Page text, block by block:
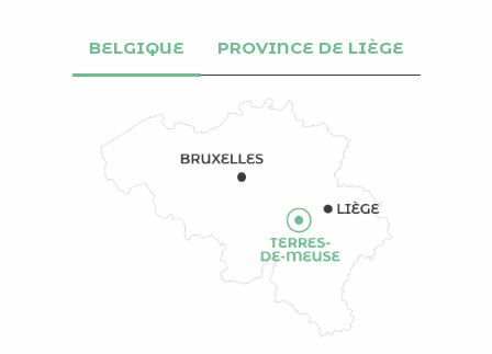
BELGIQUE PROVINCE DE LIÈGE